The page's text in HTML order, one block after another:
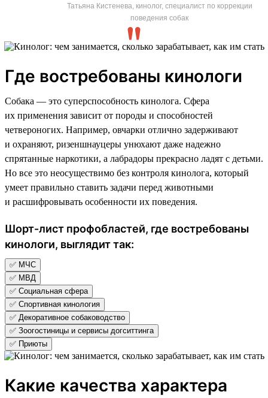
Татьяна Кистенева, кинолог, специалист по коррекции
поведения собак
Где востребованы кинологи
Собака — это суперспособность кинолога. Сфера
их применения зависит от породы и способностей
четвероногих. Например, овчарки отлично задерживают
и охраняют, ризеншнауцеры унюхают даже надежно
спрятанные наркотики, а лабрадоры прекрасно ладят с детьми.
Но все это неосуществимо без контроля кинолога, который
умеет правильно ставить задачи перед животными
и расшифровывать особенности их поведения.
Шорт-лист профобластей, где востребованы
кинологи, выглядит так:
✅ МЧС
✅ МВД
✅ Социальная сфера
✅ Спортивная кинология
✅ Декоративное собаководство
✅ Зоогостиницы и сервисы догситтинга
✅ Приюты
Какие качества характера